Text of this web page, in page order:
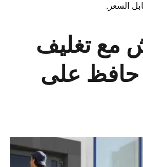
السعر.
مع تغليف
حافظ على